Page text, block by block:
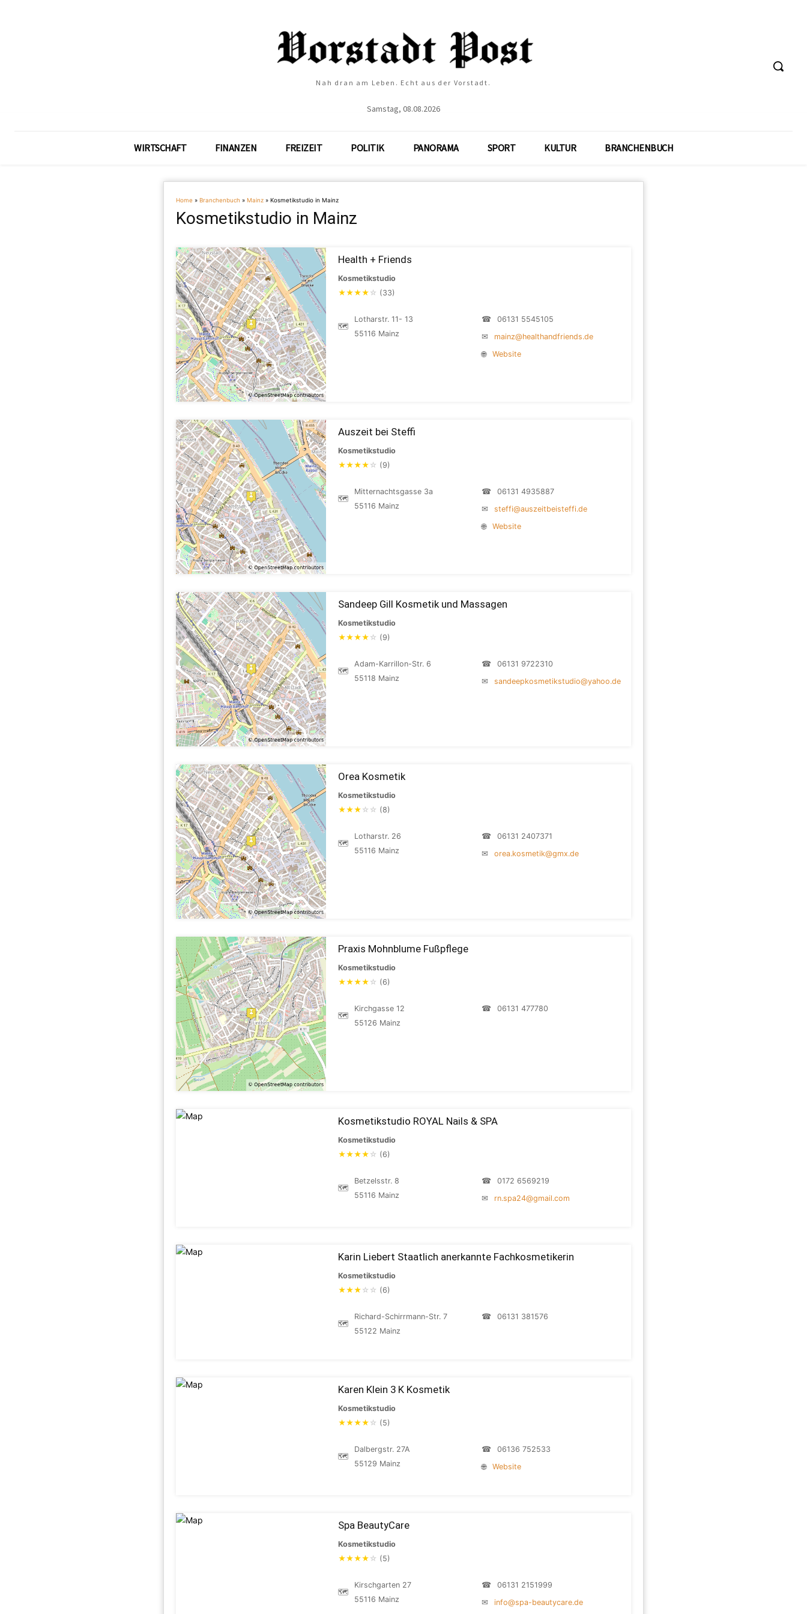
Nah dran am Leben. Echt aus der Vorstadt.
Samstag, 08.08.2026
WIRTSCHAFT FINANZEN FREIZEIT POLITIK PANORAMA SPORT KULTUR BRANCHENBUCH
Home » Branchenbuch » Mainz » Kosmetikstudio in Mainz
Kosmetikstudio in Mainz
Health + Friends
Kosmetikstudio
★★★★ ☆ (33)
🗺
Lotharstr. 11- 13
55116 Mainz
☎
06131 5545105
✉
mainz@healthandfriends.de
🌐
Website
Auszeit bei Steffi
Kosmetikstudio
★★★★ ☆ (9)
🗺
Mitternachtsgasse 3a
55116 Mainz
☎
06131 4935887
✉
steffi@auszeitbeisteffi.de
🌐
Website
Sandeep Gill Kosmetik und Massagen
Kosmetikstudio
★★★★ ☆ (9)
🗺
Adam-Karrillon-Str. 6
55118 Mainz
☎
06131 9722310
✉
sandeepkosmetikstudio@yahoo.de
Orea Kosmetik
Kosmetikstudio
★★★ ☆ ☆ (8)
🗺
Lotharstr. 26
55116 Mainz
☎
06131 2407371
✉
orea.kosmetik@gmx.de
Praxis Mohnblume Fußpflege
Kosmetikstudio
★★★★ ☆ (6)
🗺
Kirchgasse 12
55126 Mainz
☎ 06131 477780
Kosmetikstudio ROYAL Nails & SPA
Kosmetikstudio
★★★★ ☆ (6)
🗺
Betzelsstr. 8
55116 Mainz
☎
0172 6569219
✉
rn.spa24@gmail.com
Karin Liebert Staatlich anerkannte Fachkosmetikerin
Kosmetikstudio
★★★ ☆ ☆ (6)
🗺
Richard-Schirrmann-Str. 7
55122 Mainz
☎ 06131 381576
Karen Klein 3 K Kosmetik
Kosmetikstudio
★★★★ ☆ (5)
🗺
Dalbergstr. 27A
55129 Mainz
☎
06136 752533
🌐
Website
Spa BeautyCare
Kosmetikstudio
★★★★ ☆ (5)
🗺
Kirschgarten 27
55116 Mainz
☎
06131 2151999
✉
info@spa-beautycare.de